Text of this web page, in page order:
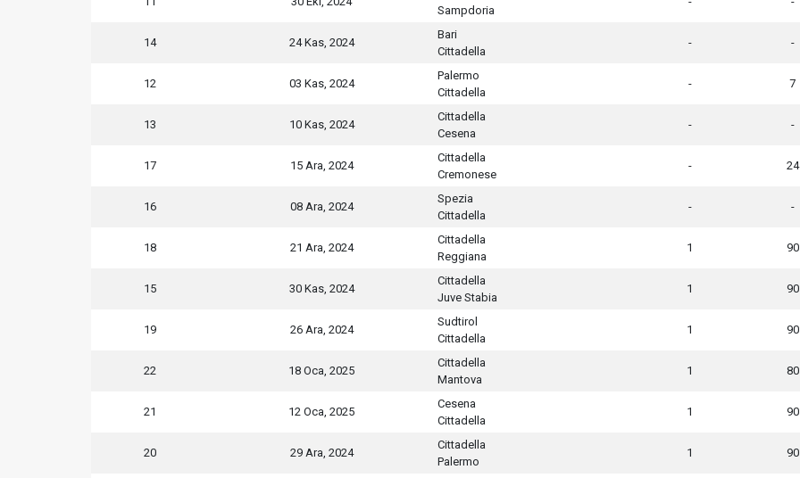
Sampdoria
14 24 Kas, 2024
Bari
Cittadella
- -
12 03 Kas, 2024
Palermo
Cittadella
- 7
13 10 Kas, 2024
Cittadella
Cesena
- -
17 15 Ara, 2024
Cittadella
Cremonese
- 24
16 08 Ara, 2024
Spezia
Cittadella
- -
18 21 Ara, 2024
Cittadella
Reggiana
1 90
15 30 Kas, 2024
Cittadella
Juve Stabia
1 90
19 26 Ara, 2024
Sudtirol
Cittadella
1 90
22 18 Oca, 2025
Cittadella
Mantova
1 80
21 12 Oca, 2025
Cesena
Cittadella
1 90
20 29 Ara, 2024
Cittadella
Palermo
1 90